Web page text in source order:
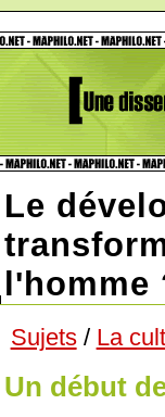
Le
l'homme
Sujets/ La
Un début